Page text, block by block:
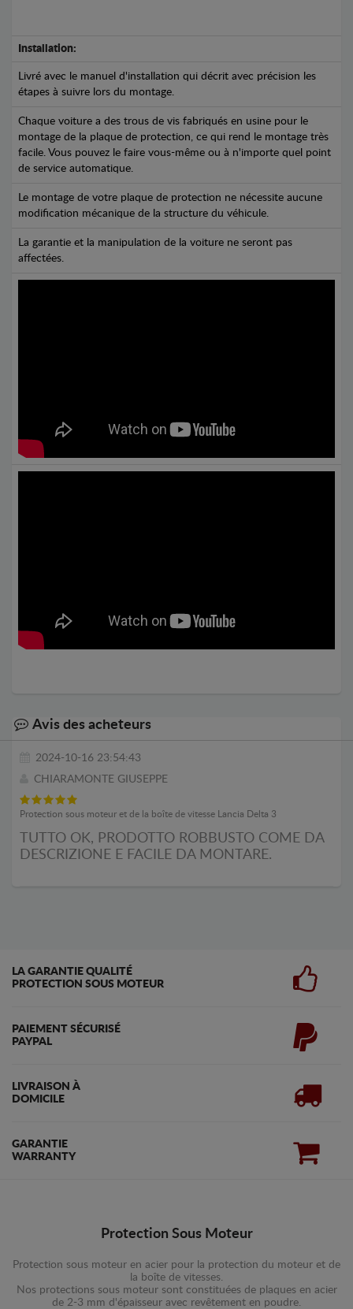
Installation:
Livré avec le manuel d'installation qui décrit avec précision les
étapes à suivre lors du montage.
Chaque voiture a des trous de vis fabriqués en usine pour le
montage de la plaque de protection, ce qui rend le montage très
facile. Vous pouvez le faire vous-même ou à n'importe quel point
de service automatique.
Le montage de votre plaque de protection ne nécessite aucune
modification mécanique de la structure du véhicule.
La garantie et la manipulation de la voiture ne seront pas
affectées.
Avis des acheteurs
2024-10-16 23:54:43
CHIARAMONTE GIUSEPPE
Protection sous moteur et de la boîte de vitesse Lancia Delta 3
TUTTO OK, PRODOTTO ROBBUSTO COME DA
DESCRIZIONE E FACILE DA MONTARE.
LA GARANTIE QUALITÉ
PROTECTION SOUS MOTEUR
PAIEMENT SÉCURISÉ
PAYPAL
LIVRAISON À
DOMICILE
GARANTIE
WARRANTY
Protection Sous Moteur
Protection sous moteur en acier pour la protection du moteur et de
la boîte de vitesses.
Nos protections sous moteur sont constituées de plaques en acier
de 2-3 mm d'épaisseur avec revêtement en poudre.